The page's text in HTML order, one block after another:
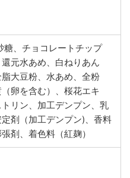
糖、チョコレートチップ
還元水あめ、白ねりあん
脂大豆粉、水あめ、全粉
卵を含む）、桜花エキ
リン、加工デンプン、乳
剤（加工デンプン)、香料
剤、着色料（紅麹）